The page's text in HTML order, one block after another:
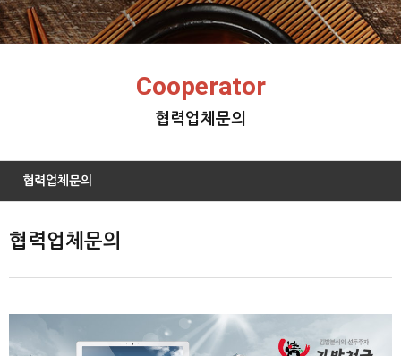
Cooperator
협력업체문의
협력업체문의
협력업체문의